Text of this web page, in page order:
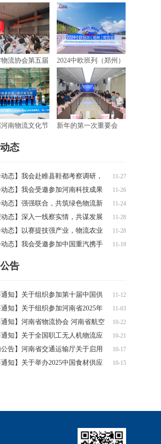
流协会第五届
大会胜利召开
2024中欧班列（郑州）
博览会完美收官
南物流文化节
览会隆重举行
新年的第一次重要会
态
动态】我会赴睢县鞋都考察调研，
流园区高质量发展新路径
11-27
动态】我会受邀参加河南科技成果
“产创融合”专家行暨原阳县食品企
业链发展座谈会
11-26
动态】强强联合，共筑绿色物流新
我会常务副会长李霞一行赴郑州
联科技有限公司调研交流
11-24
动态】深入一线察实情，共谋发展
——河南省乡村商贸物流产业联盟
源国际农产品物流港调研
11-28
动态】以赛提技强产业，物流农业
——2025年第一届全国职工无人机
11-28
动态】我会受邀参加中国重汽携手
仪式
11-19
告
通知】关于组织参加第十届中国供
务创新与应用年会的通知
11-12
通知】关于组织参加河南省2025年
业生等青年就业服务攻坚行动暨河
经济学院2026届毕业生冬季校园双
通知
11-03
通知】河南省物流协会 河南省航空
会关于组织参加全国职工无人机物
及农业应用大赛(邀请赛)的通知
10-22
通知】关于全国职工无人机物流应
业应用大赛(邀请赛)的补充通知
10-21
公告】河南省交通运输厅关于启用
件运输并联许可系统V3.0和新的河
10-17
通知】关于举办2025中国食材供应
10-15